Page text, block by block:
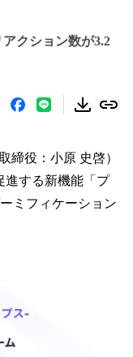
クション数が3.2
締役：小原 史啓）
進する新機能「プ
ミフィケーション